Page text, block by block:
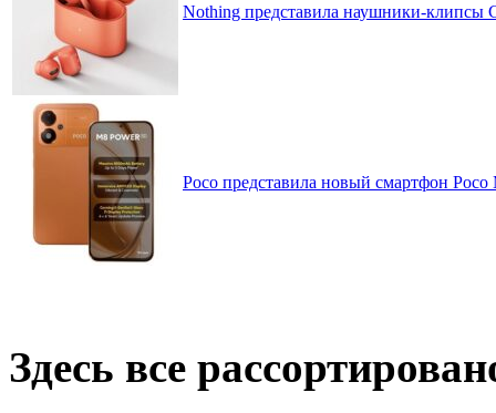
Nothing представила наушники-клипсы
Poco представила новый смартфон
Здесь все